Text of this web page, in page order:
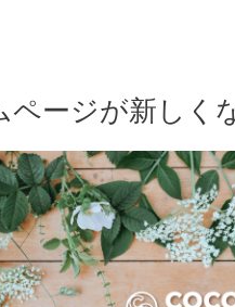
ージが新しく